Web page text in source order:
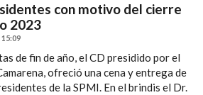
con motivo del cierre
2023
de fin de año, el CD presidido por el
ofreció una cena y entrega de
de la SPMI. En el brindis el Dr.